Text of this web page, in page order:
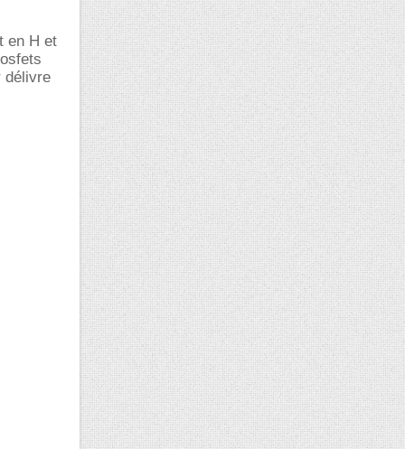
en H et
délivre